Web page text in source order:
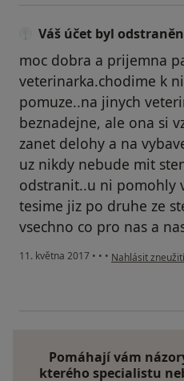
Váš účet byl odstraněn
moc dobra a prijemna
veterinarka.chodime k
pomuze..na jinych
beznadejne, ale ona si
zanet delohy a na
uz nikdy nebude mit
odstranit..u ni pomohly
tesime jiz po druhe ze
vsechno co pro nas a
11. května 2017 • • • podle názoru
Nahlásit zneužití
Pomáhají vám
kterého specialistu